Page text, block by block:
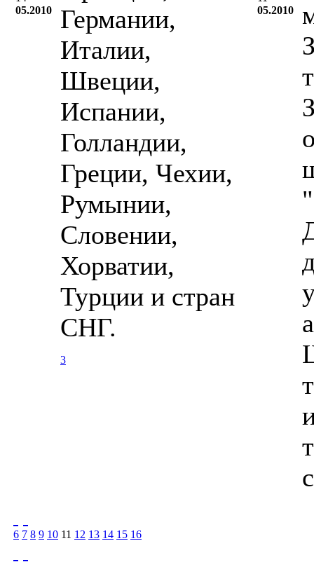
05.2010
Германии,
Италии,
Швеции,
Испании,
Голландии,
Греции, Чехии,
Румынии,
Словении,
Хорватии,
Турции и стран
СНГ.
3
05.2010
6 7 8 9 10 11 12 13 14 15 16